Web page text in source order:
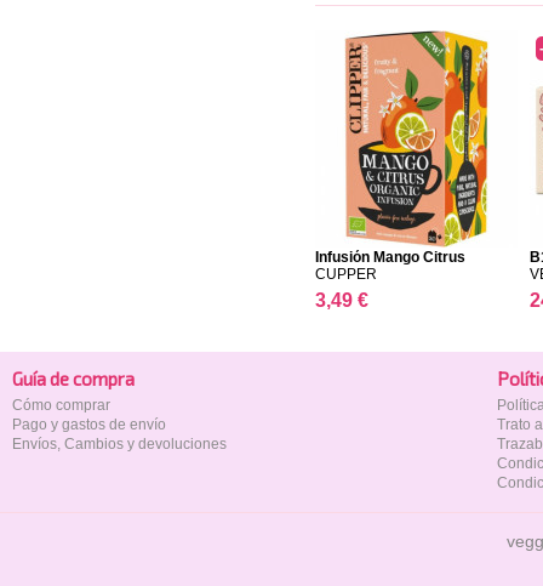
Infusión Mango Citrus
CUPPER
3,49 €
Guía de compra
Cómo comprar
Pago y gastos de envío
Envíos, Cambios y devoluciones
Trato